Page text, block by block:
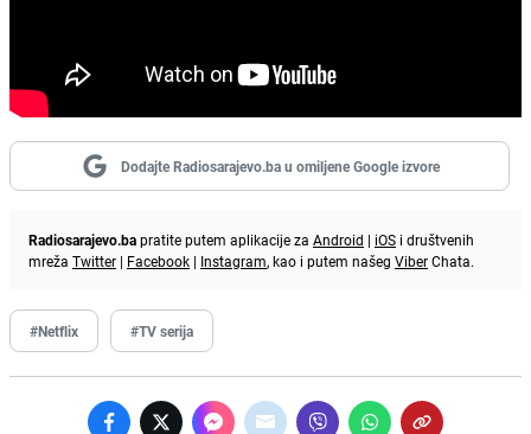
Dodajte Radiosarajevo.ba u omiljene Google izvore
Radiosarajevo.bapratite putem aplikacije za Android | iOS i društvenih
mreža Twitter | Facebook | Instagram, kao i putem našeg ViberChata.
#Netflix #TV serija